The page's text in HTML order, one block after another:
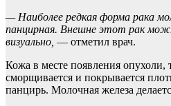
— Наиболее редкая форма рака
панцирная. Внешне этот рак
визуально, — отметил врач.
Кожа в месте появления опухоли,
сморщивается и покрывается
панцирь. Молочная железа